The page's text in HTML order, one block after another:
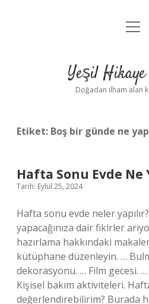
Anasayfa
Yasal
Yeşil
Doğadan ilham alan
Etiket: Boş bir günde ne
Hafta Sonu Evde
Tarih: Eylül 25, 2024
Hafta sonu evde neler
yapacağınıza dair fikirler
hazırlama hakkındaki
kütüphane düzenleyin. …
dekorasyonu. … Film gecesi.
Kişisel bakım aktiviteleri.
değerlendirebilirim? Burada